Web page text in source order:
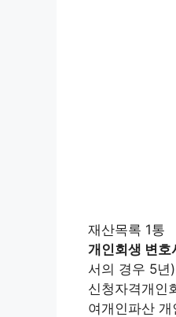
재산목록 1통
개인회생 변호
서의 경우 5년
신청자격개인
여개인파산